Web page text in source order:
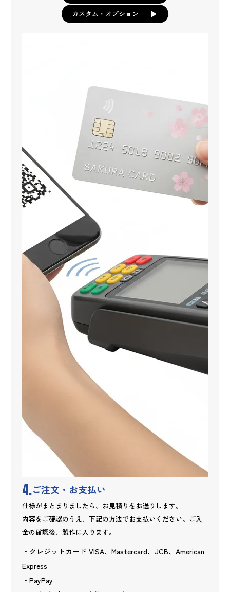
カスタム・オプション
4.ご注文・お支払い
仕様がまとまりましたら、お見積りをお送りします。
内容をご確認のうえ、下記の方法でお支払いください。ご入
金の確認後、製作に入ります。
・クレジットカード VISA、Mastercard、JCB、American
Express
・PayPay